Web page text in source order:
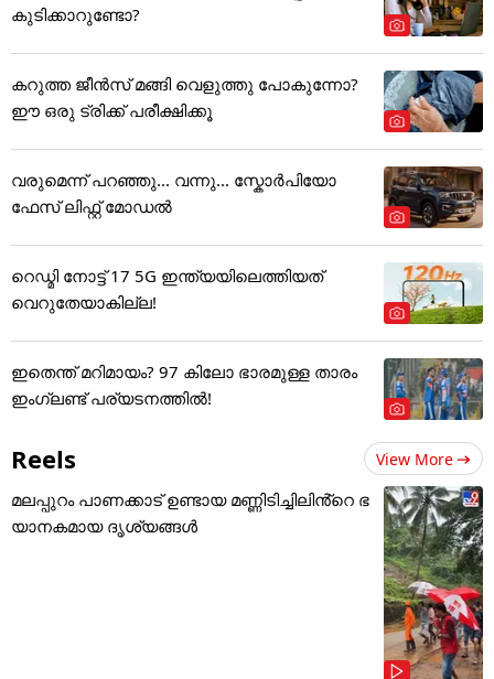
കുടിക്കാറുണ്ടോ?
കറുത്ത ജീൻസ് മങ്ങി വെളുത്തു പോകുന്നോ?
ഈ ഒരു ട്രിക്ക് പരീക്ഷിക്കൂ
വരുമെന്ന് പറഞ്ഞു... വന്നു... സ്കോർപിയോ
ഫേസ് ലിഫ്റ്റ് മോഡൽ
റെഡ്മി നോട്ട് 17 5G ഇന്ത്യയിലെത്തിയത്
വെറുതേയാകില്ല!
ഇതെന്ത് മറിമായം? 97 കിലോ ഭാരമുള്ള താരം
ഇംഗ്ലണ്ട് പര്യടനത്തില്‍!
Reels View More
മലപ്പുറം പാണക്കാട് ഉണ്ടായ മണ്ണിടിച്ചിലിൻ്റെ ഭ
യാനകമായ ദൃശ്യങ്ങൾ